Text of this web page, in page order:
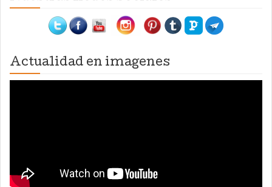
Actualidad en imagenes